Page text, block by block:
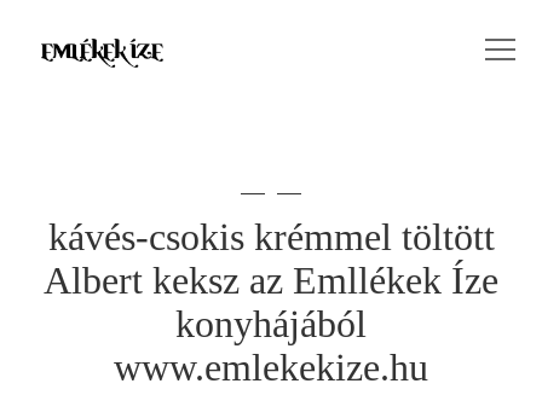
kávés-csokis krémmel töltött
Albert keksz az Emllékek Íze
konyhájából
www.emlekekize.hu